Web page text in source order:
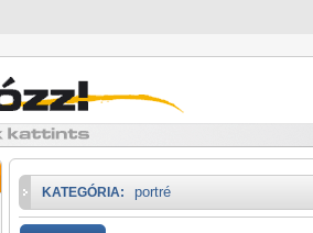
KATEGÓRIA: portré